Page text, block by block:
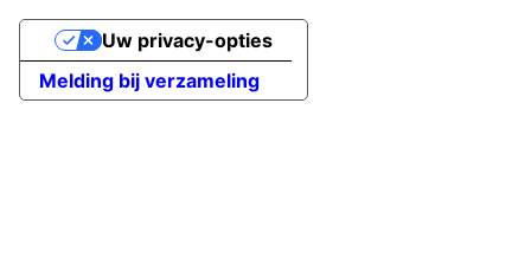
Melding bij verzameling
Uw privacy-opties